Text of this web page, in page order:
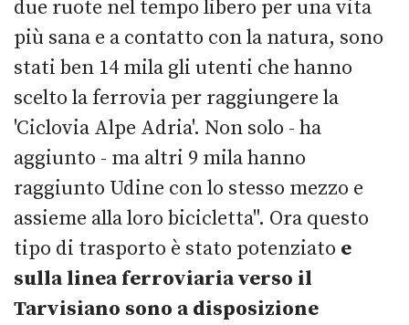
due ruote nel tempo libero per una vita
più sana e a contatto con la natura, sono
stati ben 14 mila gli utenti che hanno
scelto la ferrovia per raggiungere la
'Ciclovia Alpe Adria'. Non solo - ha
aggiunto - ma altri 9 mila hanno
raggiunto Udine con lo stesso mezzo e
assieme alla loro bicicletta". Ora questo
tipo di trasporto è stato potenziato e
sulla linea ferroviaria verso il
Tarvisiano sono a disposizione